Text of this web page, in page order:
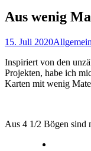
Aus wenig
15. Juli 2020Allgemein
Inspiriert von den
Projekten, habe ich
Karten mit wenig
Aus 4 1/2 Bögen sind